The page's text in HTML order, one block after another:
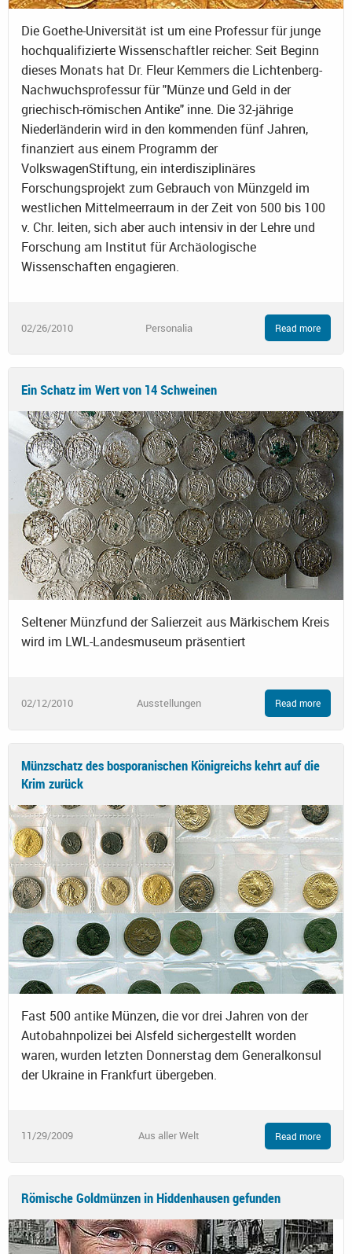
Die Goethe-Universität ist um eine Professur für junge
hochqualifizierte Wissenschaftler reicher: Seit Beginn
dieses Monats hat Dr. Fleur Kemmers die Lichtenberg-
Nachwuchsprofessur für "Münze und Geld in der
griechisch-römischen Antike" inne. Die 32-jährige
Niederländerin wird in den kommenden fünf Jahren,
finanziert aus einem Programm der
VolkswagenStiftung, ein interdisziplinäres
Forschungsprojekt zum Gebrauch von Münzgeld im
westlichen Mittelmeerraum in der Zeit von 500 bis 100
v. Chr. leiten, sich aber auch intensiv in der Lehre und
Forschung am Institut für Archäologische
Wissenschaften engagieren.
02/26/2010 Personalia Read more
Ein Schatz im Wert von 14 Schweinen
Seltener Münzfund der Salierzeit aus Märkischem Kreis
wird im LWL-Landesmuseum präsentiert
02/12/2010 Ausstellungen Read more
Münzschatz des bosporanischen Königreichs kehrt auf die
Krim zurück
Fast 500 antike Münzen, die vor drei Jahren von der
Autobahnpolizei bei Alsfeld sichergestellt worden
waren, wurden letzten Donnerstag dem Generalkonsul
der Ukraine in Frankfurt übergeben.
11/29/2009 Aus aller Welt Read more
Römische Goldmünzen in Hiddenhausen gefunden